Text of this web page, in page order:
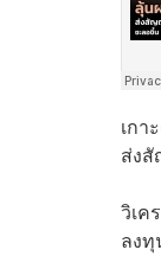
เกา
ส่ง
วิเค
ลงทุ